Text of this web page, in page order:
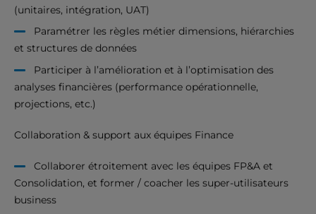
(unitaires, intégration, UAT)
Paramétrer les règles métier dimensions, hiérarchies
et structures de données
Participer à l’amélioration et à l’optimisation des
analyses financières (performance opérationnelle,
projections, etc.)
Collaboration & support aux équipes Finance
Collaborer étroitement avec les équipes FP&A et
Consolidation, et former / coacher les super-utilisateurs
business